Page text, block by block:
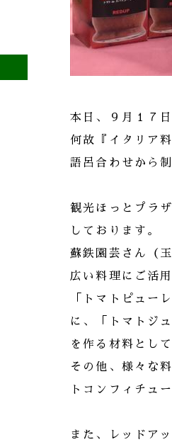
本日、９月１７
何故『イタリア
語呂合わせから
観光ほっとプラ
しております。
蘇鉄園芸さん（
広い料理にご活
「トマトピュー
に、「トマトジ
を作る材料とし
その他、様々な
トコンフィチュ
また、レッドア